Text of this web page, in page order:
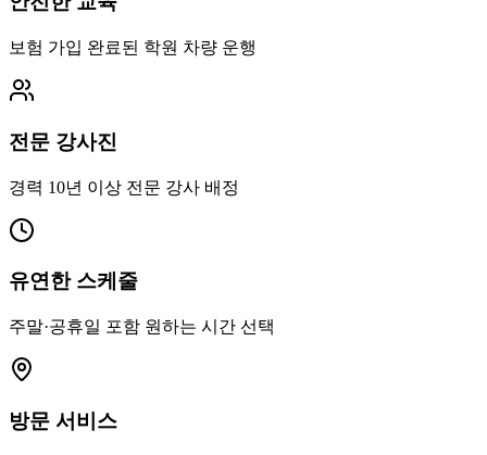
보험 가입 완료된 학원 차량 운행
전문 강사진
경력 10년 이상 전문 강사 배정
유연한 스케줄
주말·공휴일 포함 원하는 시간 선택
방문 서비스